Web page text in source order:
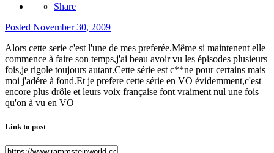
Share
Posted November 30, 2009
Alors cette serie c'est l'une de mes preferée.Même si maintenent elle
commence à faire son temps,j'ai beau avoir vu les épisodes plusieurs
fois,je rigole toujours autant.Cette série est c**ne pour certains mais
moi j'adére à fond.Et je prefere cette série en VO évidemment,c'est
encore plus drôle et leurs voix française font vraiment nul une fois
qu'on à vu en VO
Link to post